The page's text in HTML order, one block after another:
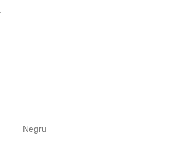
Negru